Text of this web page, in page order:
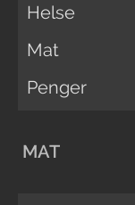
Helse
Mat
Penger
MAT